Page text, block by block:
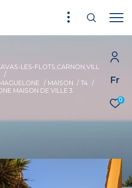
Fr
0
LES-FLOTS,CARNON,VILL
MAISON
T4
MAISON DE VILLE 3